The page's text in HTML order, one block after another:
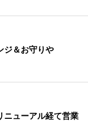
ジ＆お守りや
ニューアル経て営業